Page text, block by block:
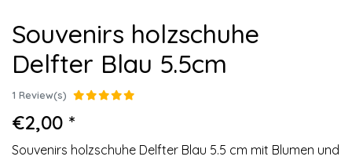
Souvenirs holzschuhe
Delfter Blau 5.5cm
1 Review(s)
€2,00 *
Souvenirs holzschuhe Delfter Blau 5.5 cm mit Blumen und